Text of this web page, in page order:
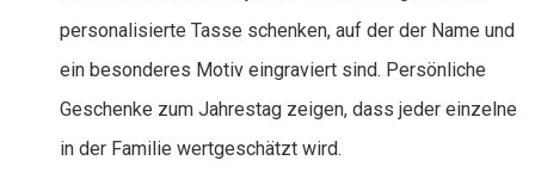
personalisierte Tasse schenken, auf der der Name und
ein besonderes Motiv eingraviert sind. Persönliche
Geschenke zum Jahrestag zeigen, dass jeder einzelne
in der Familie wertgeschätzt wird.